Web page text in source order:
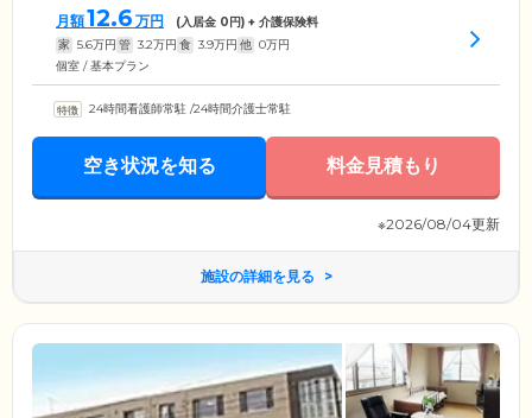
月額12.6 万円 (入居金 0円) + 介護保険料
家 5.6万円 管 3.2万円 食 3.9万円 他 0万円
個室 / 基本プラン
24時間看護師常駐 /24時間介護士常駐
空き状況を知る 料金見積もり
※2026/08/04更新
施設の詳細を見る